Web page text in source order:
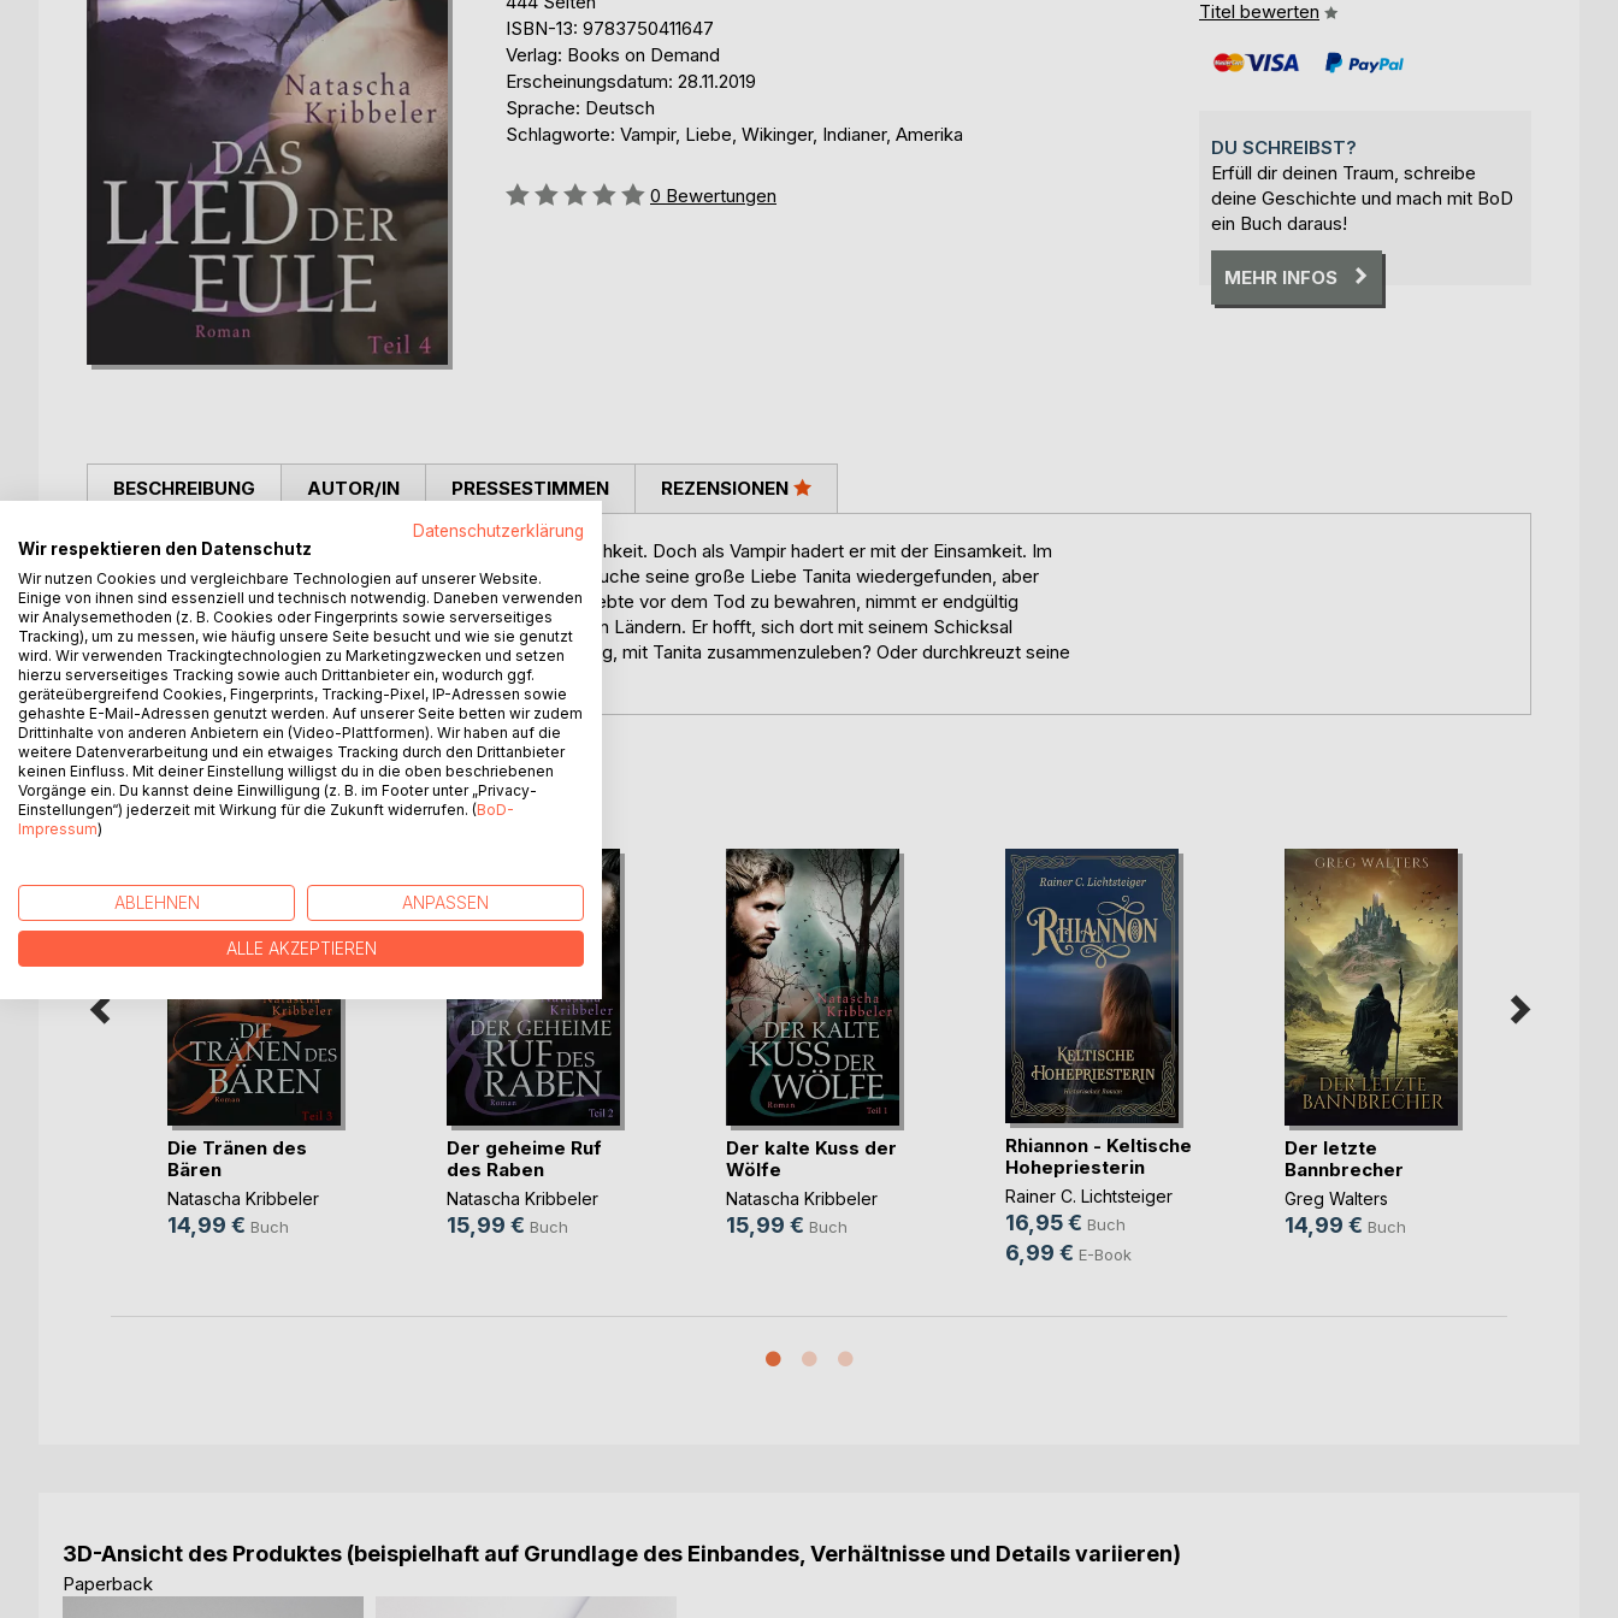
ISBN-13: 9783750411647
Verlag: Books on Demand
Erscheinungsdatum: 28.11.2019
Sprache: Deutsch
Schlagworte: Vampir, Liebe, Wikinger, Indianer, Amerika
Bewertung::
0 Bewertungen
Titel bewerten
DU SCHREIBST?
Erfüll dir deinen Traum, schreibe
deine Geschichte und mach mit BoD
ein Buch daraus!
MEHR INFOS
BESCHREIBUNG
Seit Jahrhunderten besitzt Jandor die Gabe der Unsterblichkeit. Doch als Vampir hadert er mit der Einsamkeit. Im
hohen Norden bei den Wikingern hat er nach Jahren der Suche seine große Liebe Tanita wiedergefunden, aber
seine Gegenwart bedroht ihr Leben. Um seine ewige Geliebte vor dem Tod zu bewahren, nimmt er endgültig
Abschied von ihr. Er segelt Richtung Westen, zu den neuen Ländern. Er hofft, sich dort mit seinem Schicksal
auszusöhnen. Und vielleicht findet er doch noch einen Weg, mit Tanita zusammenzuleben? Oder durchkreuzt seine
Widersacherin Akira seine Pläne?
AUTOR/IN PRESSESTIMMEN REZENSIONEN
WEITERE TITEL BEIBoD
Die Tränen des
Bären
Natascha Kribbeler
14,99 € Buch
Der geheime Ruf
des Raben
Natascha Kribbeler
15,99 € Buch
Der kalte Kuss der
Wölfe
Natascha Kribbeler
15,99 € Buch
Rhiannon - Keltische
Hohepriesterin
Rainer C. Lichtsteiger
16,95 € Buch
6,99 € E-Book
Der letzte
Bannbrecher
Greg Walters
14,99 € Buch
3D-Ansicht des Produktes (beispielhaft auf Grundlage des Einbandes, Verhältnisse und Details variieren)
Paperback
Datenschutzerklärung
Wir respektieren den Datenschutz
Wir nutzen Cookies und vergleichbare Technologien auf unserer Website.
Einige von ihnen sind essenziell und technisch notwendig. Daneben verwenden
wir Analysemethoden (z. B. Cookies oder Fingerprints sowie serverseitiges
Tracking), um zu messen, wie häufig unsere Seite besucht und wie sie genutzt
wird. Wir verwenden Trackingtechnologien zu Marketingzwecken und setzen
hierzu serverseitiges Tracking sowie auch Drittanbieter ein, wodurch ggf.
geräteübergreifend Cookies, Fingerprints, Tracking-Pixel, IP-Adressen sowie
gehashte E-Mail-Adressen genutzt werden. Auf unserer Seite betten wir zudem
Drittinhalte von anderen Anbietern ein (Video-Plattformen). Wir haben auf die
weitere Datenverarbeitung und ein etwaiges Tracking durch den Drittanbieter
keinen Einfluss. Mit deiner Einstellung willigst du in die oben beschriebenen
Vorgänge ein. Du kannst deine Einwilligung (z. B. im Footer unter „Privacy-
Einstellungen“) jederzeit mit Wirkung für die Zukunft widerrufen. (BoD-
Impressum)
ABLEHNEN ANPASSEN
ALLE AKZEPTIEREN